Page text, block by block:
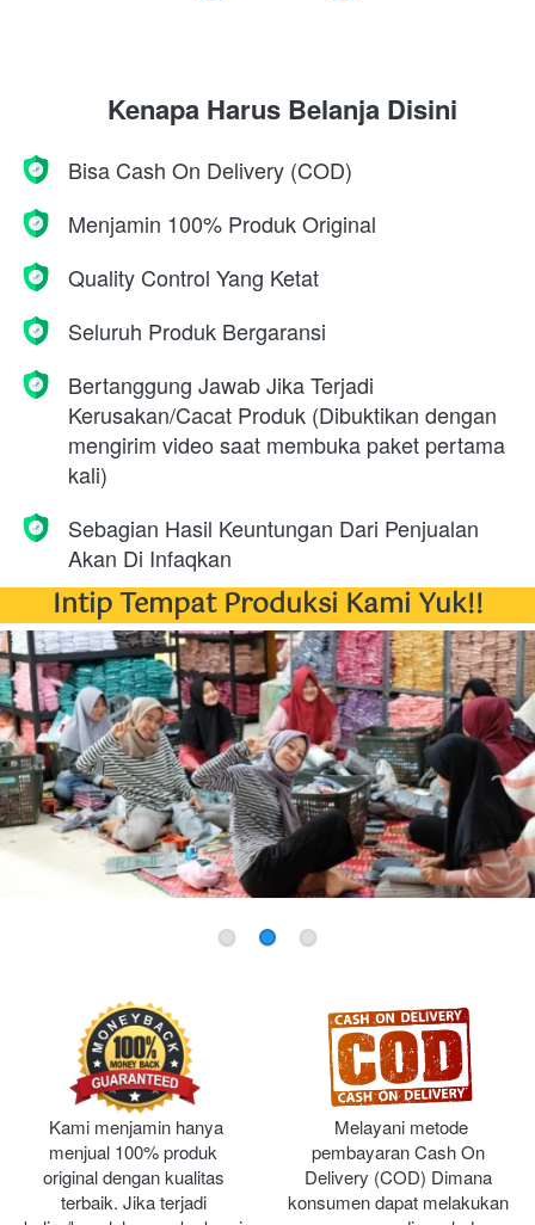
Kenapa Harus Belanja Disini
Bisa Cash On Delivery (COD)
Menjamin 100% Produk Original
Quality Control Yang Ketat
Seluruh Produk Bergaransi
Bertanggung Jawab Jika Terjadi
Kerusakan/Cacat Produk (Dibuktikan dengan
mengirim video saat membuka paket pertama
kali)
Sebagian Hasil Keuntungan Dari Penjualan
Akan Di Infaqkan
Intip Tempat Produksi Kami Yuk!!
Kami menjamin hanya
menjual 100% produk
original dengan kualitas
terbaik. Jika terjadi
Melayani metode
pembayaran Cash On
Delivery (COD) Dimana
konsumen dapat melakukan